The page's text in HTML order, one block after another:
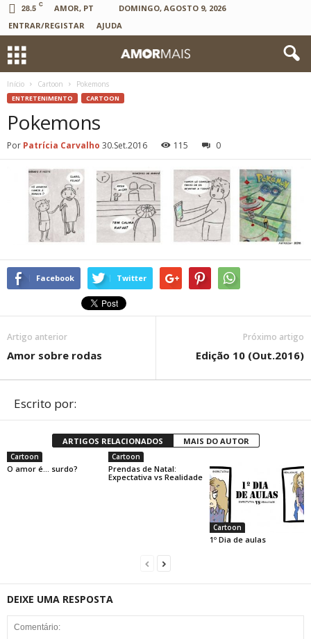
28.5 C AMOR, PT
DOMINGO, AGOSTO 9, 2026
ENTRAR/REGISTAR
AJUDA
Início Cartoon Pokemons
ENTRETENIMENTO CARTOON
Pokemons
Por Patrícia Carvalho 30.Set.2016 115 0
Facebook Twitter
Artigo anterior
Amor sobre rodas
Próximo artigo
Edição 10 (Out.2016)
Escrito por:
ARTIGOS RELACIONADOS MAIS DO AUTOR
Cartoon
O amor é… surdo?
Cartoon
Prendas de Natal:
Expectativa vs Realidade
Cartoon
1º Dia de aulas
DEIXE UMA RESPOSTA